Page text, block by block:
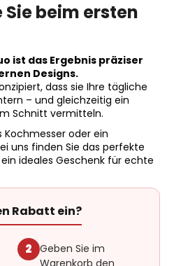
beim ersten
ist das Ergebnis präziser
Designs.
dass sie Ihre tägliche
– und gleichzeitig ein
Schnitt vermitteln.
Kochmesser oder ein
uns finden Sie das perfekte
ideales Geschenk für echte
Rabatt ein?
2 Geben Sie im